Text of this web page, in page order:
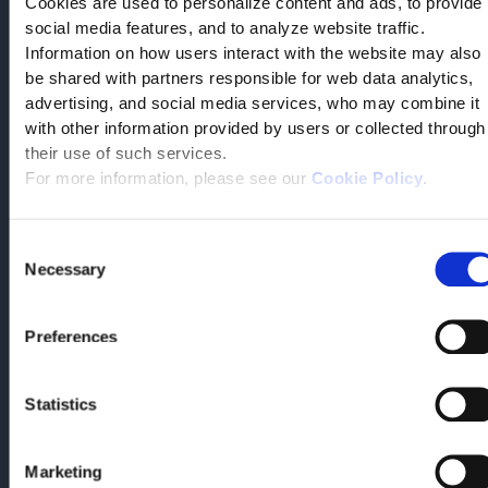
social media features, and to analyze website traffic.
Information on how users interact with the website may also
be shared with partners responsible for web data analytics,
advertising, and social media services, who may combine it
with other information provided by users or collected through
their use of such services.
For more information, please see our Cookie Policy.
Selection
Necessary
Preferences
Statistics
Marketing
Alessandro Lugli
Kerakoll
„Wir haben nicht nur eine Software gesucht, sondern einen
Partner, der uns bei einem Paradigmenwechsel im
genau verstanden und ist wie kein anderes Unternehmen in
der Lage, unsere komplexen spezifischen Bedürfnisse zu